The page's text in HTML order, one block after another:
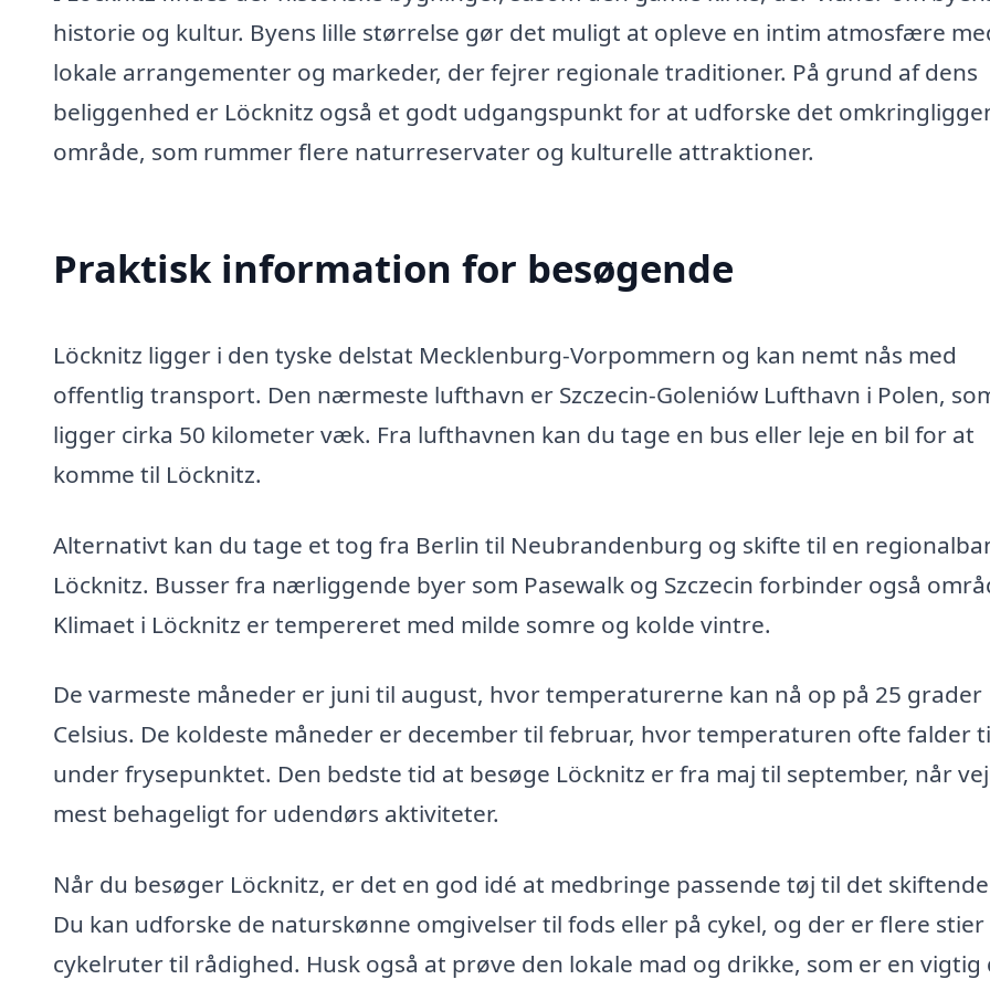
historie og kultur. Byens lille størrelse gør det muligt at opleve en intim atmosfære
lokale arrangementer og markeder, der fejrer regionale traditioner. På grund af dens
beliggenhed er Löcknitz også et godt udgangspunkt for at udforske det
område, som rummer flere naturreservater og kulturelle attraktioner.
Praktisk information for besøgende
Löcknitz ligger i den tyske delstat Mecklenburg-Vorpommern og kan nemt nås med
offentlig transport. Den nærmeste lufthavn er Szczecin-Goleniów Lufthavn i Polen,
ligger cirka 50 kilometer væk. Fra lufthavnen kan du tage en bus eller leje en bil for at
komme til Löcknitz.
Alternativt kan du tage et tog fra Berlin til Neubrandenburg og skifte til en
Löcknitz. Busser fra nærliggende byer som Pasewalk og Szczecin forbinder også
Klimaet i Löcknitz er tempereret med milde somre og kolde vintre.
De varmeste måneder er juni til august, hvor temperaturerne kan nå op på 25 grader
Celsius. De koldeste måneder er december til februar, hvor temperaturen ofte falder
under frysepunktet. Den bedste tid at besøge Löcknitz er fra maj til september, når
mest behageligt for udendørs aktiviteter.
Når du besøger Löcknitz, er det en god idé at medbringe passende tøj til det skiftende
Du kan udforske de naturskønne omgivelser til fods eller på cykel, og der er flere stier
cykelruter til rådighed. Husk også at prøve den lokale mad og drikke, som er en vigtig